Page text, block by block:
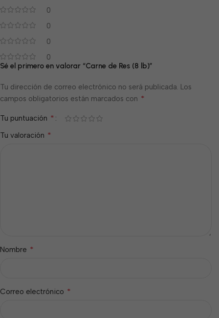
0
0
0
0
Sé el primero en valorar “Carne de Res (8 lb)”
Tu dirección de correo electrónico no será publicada. Los
campos obligatorios están marcados con *
Tu puntuación *
Tu valoración *
Nombre *
Correo electrónico *